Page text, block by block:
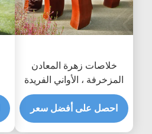
خلاصات زهرة المعادن
المزخرفة ، الأواني الفريدة
كورتين الصلب الأواني
الحرفية
احصل على أفضل سعر